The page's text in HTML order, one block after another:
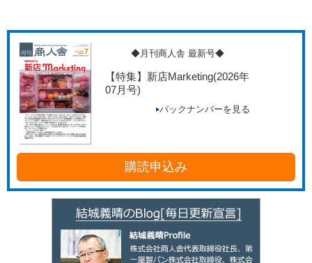
◆月刊商人舎 最新号◆
【特集】新店Marketing(2026年
07月号)
バックナンバーを見る
購読申込み